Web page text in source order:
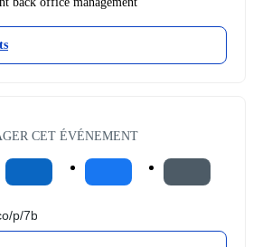
CET ÉVÉNEMENT